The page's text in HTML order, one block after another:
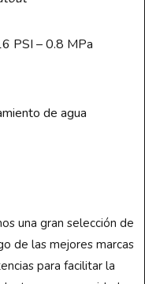
PSI – 0.8 MPa
de agua
una gran selección de
de las mejores marcas
para facilitar la